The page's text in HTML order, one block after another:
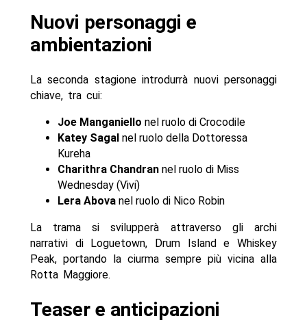
Nuovi personaggi e
ambientazioni
La seconda stagione introdurrà nuovi personaggi
chiave, tra cui:
Joe Manganiello nel ruolo di Crocodile
Katey Sagalnel ruolo della Dottoressa
Kureha
Charithra Chandrannel ruolo di Miss
Wednesday (Vivi)
Lera Abovanel ruolo di Nico Robin
La trama si svilupperà attraverso gli archi
narrativi di Loguetown, Drum Island e Whiskey
Peak, portando la ciurma sempre più vicina alla
Rotta Maggiore.
Teaser e anticipazioni